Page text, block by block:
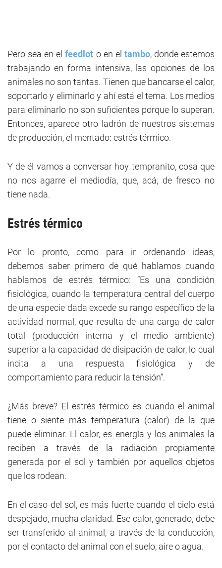
Pero sea en elfeedlot o en el tambo, donde estemos
trabajando en forma intensiva, las opciones de los
animales no son tantas. Tienen que bancarse el calor,
soportarlo y eliminarlo y ahí está el tema. Los medios
para eliminarlo no son suficientes porque lo superan.
Entonces, aparece otro ladrón de nuestros sistemas
de producción, el mentado: estrés térmico.
Y de él vamos a conversar hoy tempranito, cosa que
no nos agarre el mediodía, que, acá, de fresco no
tiene nada.
Estrés térmico
Por lo pronto, como para ir ordenando ideas,
debemos saber primero de qué hablamos cuando
hablamos de estrés térmico: “Es una condición
fisiológica, cuando la temperatura central del cuerpo
de una especie dada excede su rango específico de la
actividad normal, que resulta de una carga de calor
total (producción interna y el medio ambiente)
superior a la capacidad de disipación de calor, lo cual
incita a una respuesta fisiológica y de
comportamiento para reducir la tensión”.
¿Más breve? El estrés térmico es cuando el animal
tiene o siente más temperatura (calor) de la que
puede eliminar. El calor, es energía y los animales la
reciben a través de la radiación propiamente
generada por el sol y también por aquellos objetos
que los rodean.
En el caso del sol, es más fuerte cuando el cielo está
despejado, mucha claridad. Ese calor, generado, debe
ser transferido al animal, a través de la conducción,
por el contacto del animal con el suelo, aire o agua.